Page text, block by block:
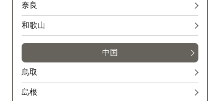
奈良
和歌山
中国
鳥取
島根